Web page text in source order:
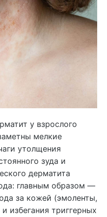
у взрослого
мелкие
утолщения
зуда и
дерматита
главным образом —
за кожей (эмоленты,
избегания триггерных